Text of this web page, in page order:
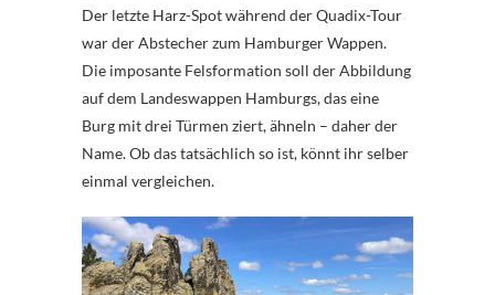
Der letzte Harz-Spot während der Quadix-Tour
war der Abstecher zum Hamburger Wappen.
Die imposante Felsformation soll der Abbildung
auf dem Landeswappen Hamburgs, das eine
Burg mit drei Türmen ziert, ähneln – daher der
Name. Ob das tatsächlich so ist, könnt ihr selber
einmal vergleichen.